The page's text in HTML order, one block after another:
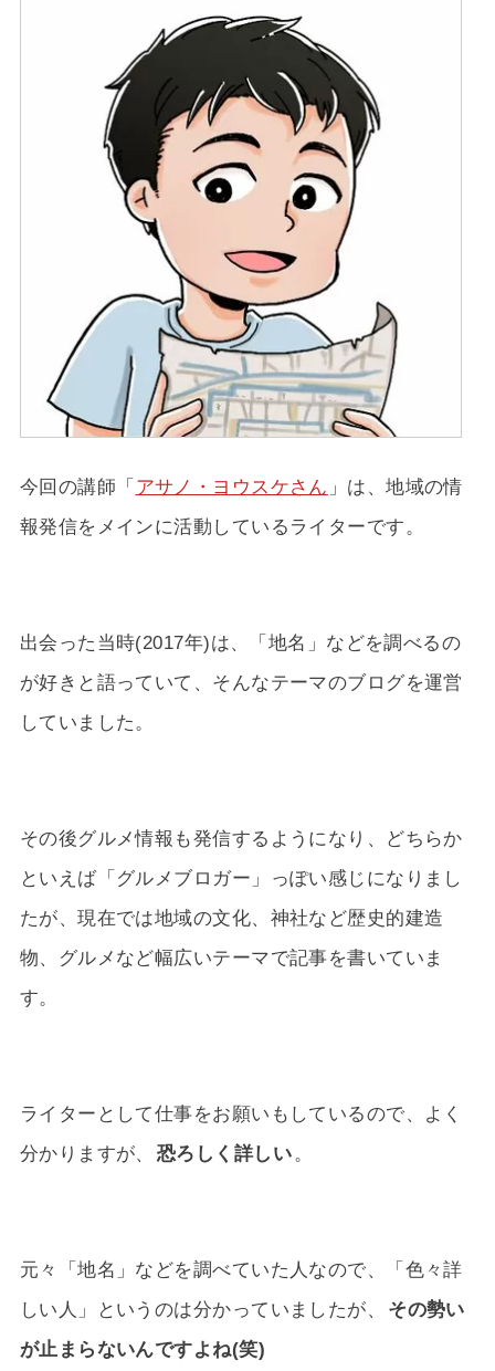
今回の講師「アサノ・ヨウスケさん 」は、地域の情
報発信をメインに活動しているライターです。
出会った当時(2017年)は、「地名」などを調べるの
が好きと語っていて、そんなテーマのブログを運営
していました。
その後グルメ情報も発信するようになり、どちらか
といえば「グルメブロガー」っぽい感じになりまし
たが、現在では地域の文化、神社など歴史的建造
物、グルメなど幅広いテーマで記事を書いていま
す。
ライターとして仕事をお願いもしているので、よく
分かりますが、
恐ろしく詳しい。
元々「地名」などを調べていた人なので、「色々詳
しい人」というのは分かっていましたが、
その勢い
が止まらないんですよね(笑)